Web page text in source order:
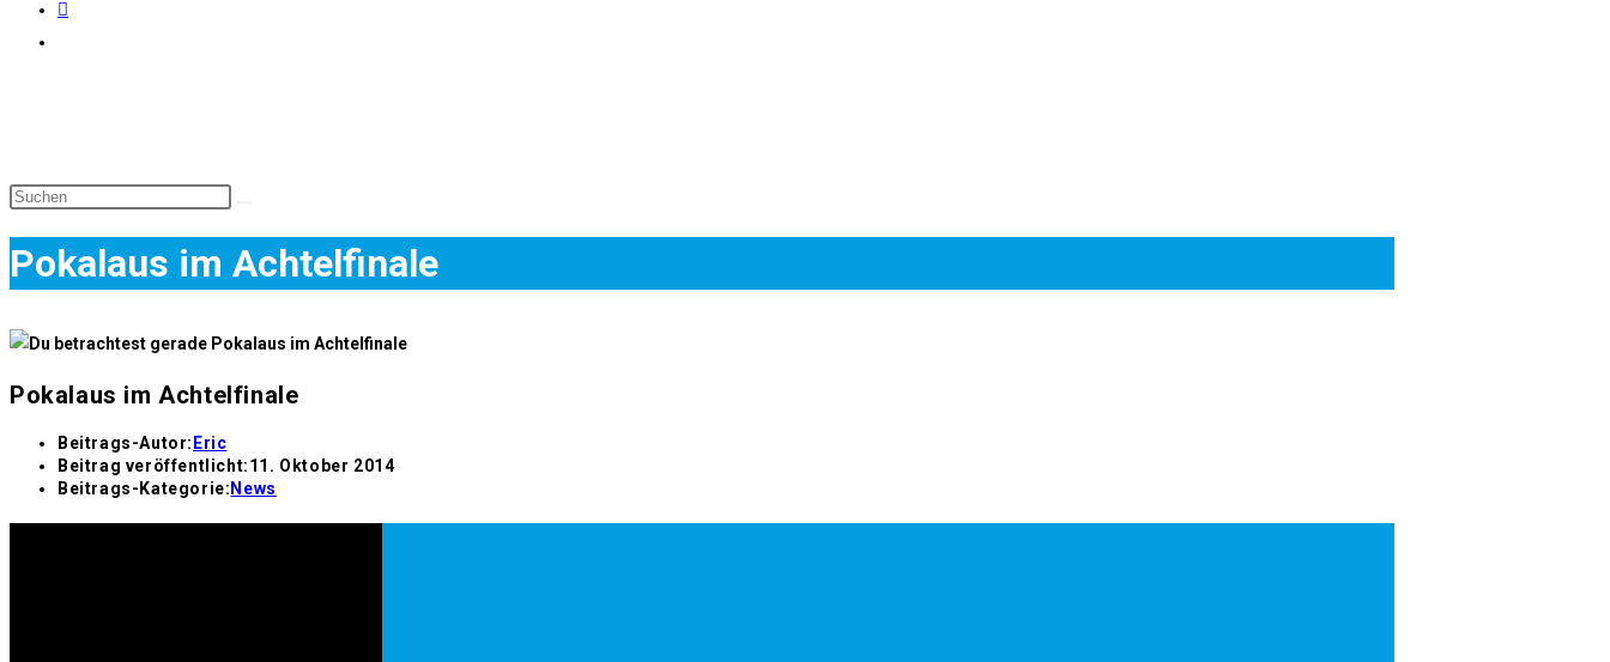
Pokalaus im Achtelfinale
Pokalaus im Achtelfinale
Beitrags-Autor: Eric
Beitrag veröffentlicht:11. Oktober 2014
Beitrags-Kategorie: News